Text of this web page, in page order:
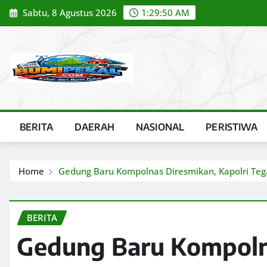
Skip
to
Sabtu, 8 Agustus 2026 1:29:51 AM
BERITA DAERAH NASIONAL PERISTIWA
Home Gedung Baru Kompolnas Diresmikan, Kapolri
BERITA
Gedung Baru